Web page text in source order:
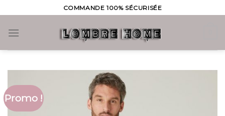
to
content
COMMANDE 100% SÉCURISÉE
Promo !